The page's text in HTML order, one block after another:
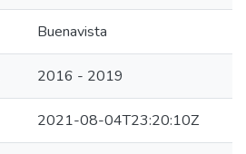
Buenavista
2016 - 2019
2021-08-04T23:20:10Z